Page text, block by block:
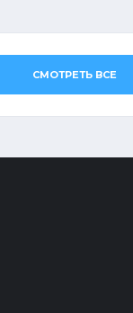
СМОТРЕТЬ ВСЕ